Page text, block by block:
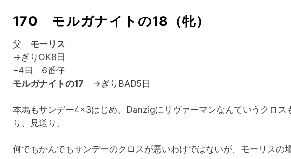
170 モルガナイトの18（牝）
父 モーリス
→ぎりOK8日
−4日 6番仔
モルガナイトの17 →ぎりBAD5日
本馬もサンデー4×3はじめ、Danzigにリヴァーマンなんていうクロス
り、見送り。
何でもかんでもサンデーのクロスが悪いわけではないが、モーリスの